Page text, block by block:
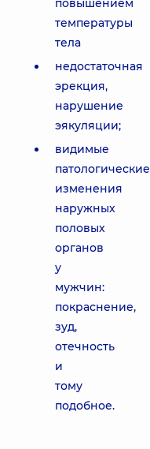
повышением
температуры
тела
недостаточная
эрекция,
нарушение
эякуляции;
видимые
патологические
изменения
наружных
половых
органов
у
мужчин:
покраснение,
зуд,
отечность
и
тому
подобное.